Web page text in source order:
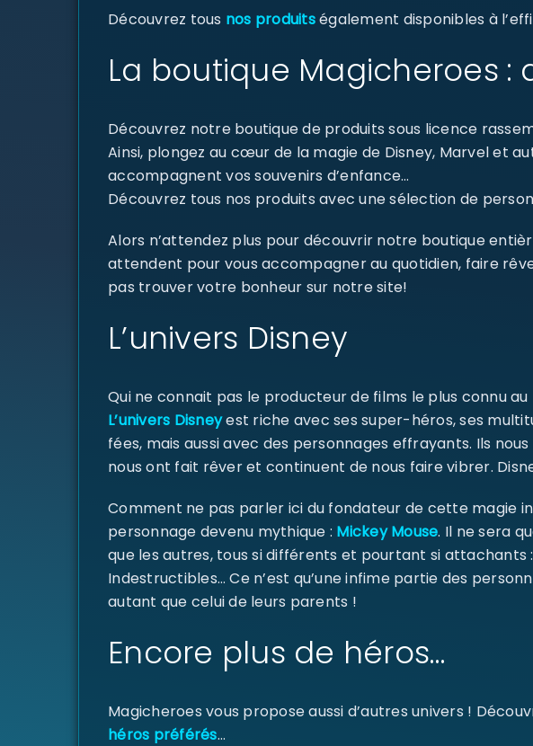
Identifiant ou
Mot de passe *
MOT DE PASSE
Découvrez tous nos produitségalement disponibles à
La boutique Magicheroes
Découvrez notre boutique de produits sous licence
Ainsi, plongez au cœur de la magie de Disney, Marvel et
accompagnent vos souvenirs d’enfance…
Découvrez tous nos produits avec une sélection de
Alors n’attendez plus pour découvrir notre boutique
attendent pour vous accompagner au quotidien, faire
pas trouver votre bonheur sur notre site!
L’univers Disney
Qui ne connait pas le producteur de films le plus connu au
L’univers Disneyest riche avec ses super-héros, ses
fées, mais aussi avec des personnages effrayants. Ils
nous ont fait rêver et continuent de nous faire vibrer.
Comment ne pas parler ici du fondateur de cette magie
personnage devenu mythique : Mickey Mouse. Il ne sera
que les autres, tous si différents et pourtant si attachants
Indestructibles… Ce n’est qu’une infime partie des
autant que celui de leurs parents !
Encore plus de héros…
Magicheroes vous propose aussi d’autres univers !
héros préférés…